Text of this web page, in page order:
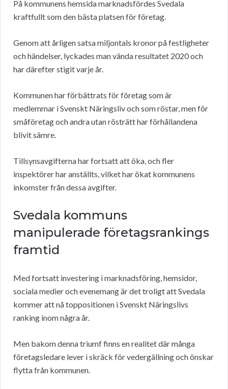
På kommunens hemsida marknadsfördes Svedala
kraftfullt som den bästa platsen för företag.
Genom att årligen satsa miljontals kronor på festligheter
och händelser, lyckades man vända resultatet 2020 och
har därefter stigit varje år.
Kommunen har förbättrats för företag som är
medlemmar i Svenskt Näringsliv och som röstar, men för
småföretag och andra utan rösträtt har förhållandena
blivit sämre.
Tillsynsavgifterna har fortsatt att öka, och fler
inspektörer har anställts, vilket har ökat kommunens
inkomster från dessa avgifter.
Svedala kommuns
manipulerade företagsrankings
framtid
Med fortsatt investering i marknadsföring, hemsidor,
sociala medier och evenemang är det troligt att Svedala
kommer att nå toppositionen i Svenskt Näringslivs
ranking inom några år.
Men bakom denna triumf finns en realitet där många
företagsledare lever i skräck för vedergällning och önskar
flytta från kommunen.